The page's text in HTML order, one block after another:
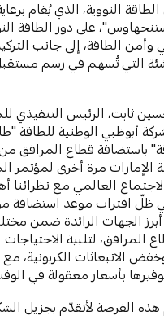
النووية، الذي يُقام
على دور الطاقة
وأمن الطاقة، إلى جانب
التي تُسهم في رسم
ثابت، الرئيس التنفيذي
أبوظبي الوطنية للطاقة
باستضافة قطاع المرافق
الإمارات مرة أخرى لمؤتمر
العالمي مع نظرائنا
الجهات الرائدة ضمن
المرافق، لتلبية
الانبعاثات الكربونية،
بأسعار معقولة في
الفرصة لأتقدّم بجزيل الشكر